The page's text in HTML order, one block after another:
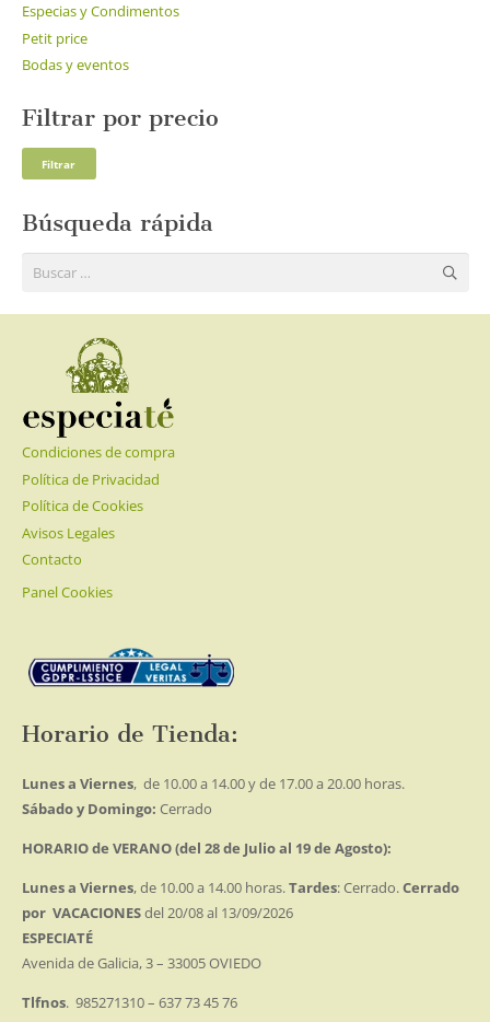
Especias y Condimentos
Petit price
Bodas y eventos
Filtrar por precio
Filtrar
Búsqueda rápida
Buscar:
Condiciones de compra
Política de Privacidad
Política de Cookies
Avisos Legales
Contacto
Panel Cookies
Horario de Tienda:
Lunes a Viernes, de 10.00 a 14.00 y de 17.00 a 20.00 horas.
Sábado y Domingo: Cerrado
HORARIO de VERANO (del 28 de Julio al 19 de Agosto):
Lunes a Viernes, de 10.00 a 14.00 horas.Tardes: Cerrado.Cerrado
por VACACIONESdel 20/08 al 13/09/2026
ESPECIATÉ
Avenida de Galicia, 3 – 33005 OVIEDO
Tlfnos. 985271310 – 637 73 45 76